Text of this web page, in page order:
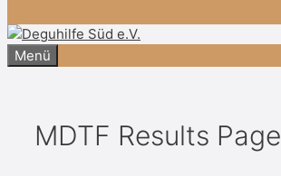
Menü
MDTF Results Page